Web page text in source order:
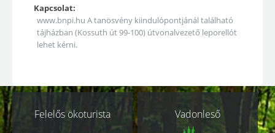
Kapcsolat:
www.bnpi.hu A tanösvény kiindulópontjánál található
tájházban (Kossuth út 99-100) útvonalvezető leporellót
lehet kérni.
Kapcsolódó
oldalakFelelős ökoturista Vadonleső